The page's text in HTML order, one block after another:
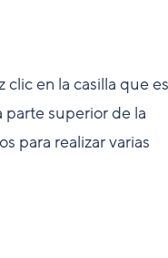
clic en la casilla que
parte superior de la
para realizar varias